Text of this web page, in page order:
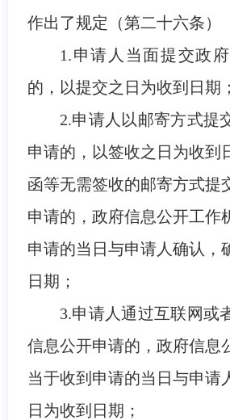
作出了规定（第二十六条）
1.申请人当面提交政府
的，以提交之日为收到日期；
2.申请人以邮寄方式提
申请的，以签收之日为收到
函等无需签收的邮寄方式提
申请的，政府信息公开工作
申请的当日与申请人确认，
日期；
3.申请人通过互联网或
信息公开申请的，政府信息
当于收到申请的当日与申请
日为收到日期；